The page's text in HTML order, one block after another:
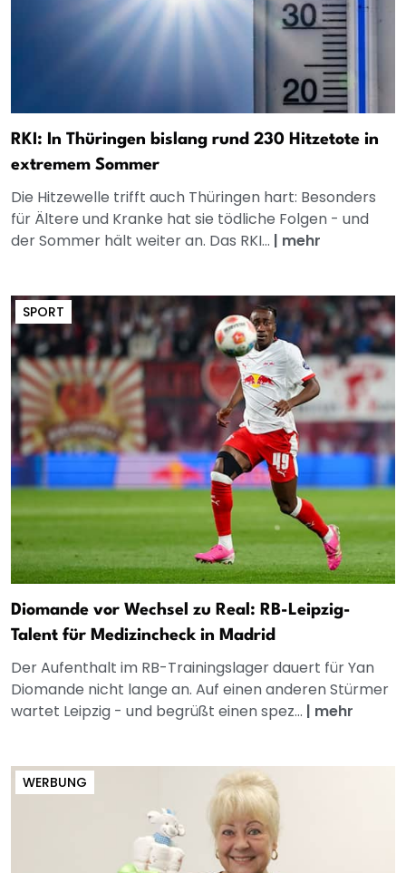
RKI: In Thüringen bislang rund 230 Hitzetote in
extremem Sommer
Die Hitzewelle trifft auch Thüringen hart: Besonders
für Ältere und Kranke hat sie tödliche Folgen - und
der Sommer hält weiter an. Das RKI... | mehr
SPORT
Diomande vor Wechsel zu Real: RB-Leipzig-
Talent für Medizincheck in Madrid
Der Aufenthalt im RB-Trainingslager dauert für Yan
Diomande nicht lange an. Auf einen anderen Stürmer
wartet Leipzig - und begrüßt einen spez... | mehr
WERBUNG